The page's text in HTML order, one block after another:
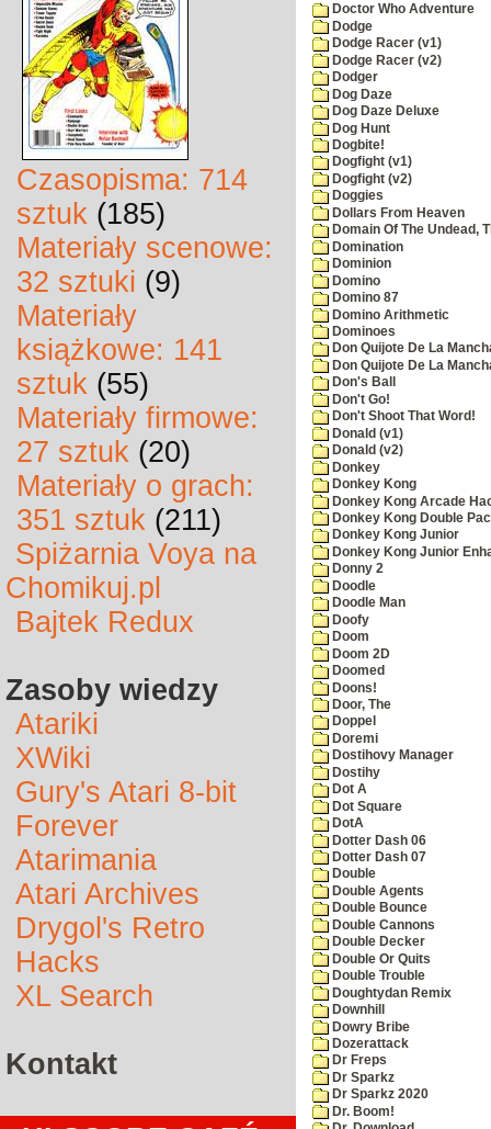
Czasopisma: 714
sztuk (185)
Materiały scenowe:
32 sztuki (9)
Materiały
książkowe: 141
sztuk (55)
Materiały firmowe:
27 sztuk (20)
Materiały o grach:
351 sztuk (211)
Spiżarnia Voya na
Chomikuj.pl
Bajtek Redux
Zasoby wiedzy
Atariki
XWiki
Gury's Atari 8-bit
Forever
Atarimania
Atari Archives
Drygol's Retro
Hacks
XL Search
Kontakt
Doctor Who Adventure
Dodge
Dodge Racer (v1)
Dodge Racer (v2)
Dodger
Dog Daze
Dog Daze Deluxe
Dog Hunt
Dogbite!
Dogfight (v1)
Dogfight (v2)
Doggies
Dollars From Heaven
Domain Of The Undead,
Domination
Dominion
Domino
Domino 87
Domino Arithmetic
Dominoes
Don Quijote De La
Don Quijote De La
Don's Ball
Don't Go!
Don't Shoot That Word!
Donald (v1)
Donald (v2)
Donkey
Donkey Kong
Donkey Kong Arcade
Donkey Kong Double
Donkey Kong Junior
Donkey Kong Junior
Donny 2
Doodle
Doodle Man
Doofy
Doom
Doom 2D
Doomed
Doons!
Door, The
Doppel
Doremi
Dostihovy Manager
Dostihy
Dot A
Dot Square
DotA
Dotter Dash 06
Dotter Dash 07
Double
Double Agents
Double Bounce
Double Cannons
Double Decker
Double Or Quits
Double Trouble
Doughtydan Remix
Downhill
Dowry Bribe
Dozerattack
Dr Freps
Dr Sparkz
Dr Sparkz 2020
Dr. Boom!